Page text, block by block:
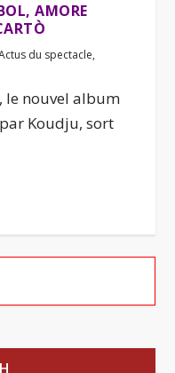
AMORE
du spectacle,
le nouvel album
Koudju, sort